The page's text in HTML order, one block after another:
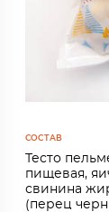
СОСТАВ
Тесто
пищевая,
свинина
(перец